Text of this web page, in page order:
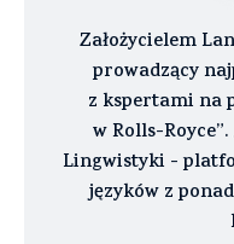
Założycielem
prowadzący
z kspertami na
w Rolls-
Lingwistyki -
języków z